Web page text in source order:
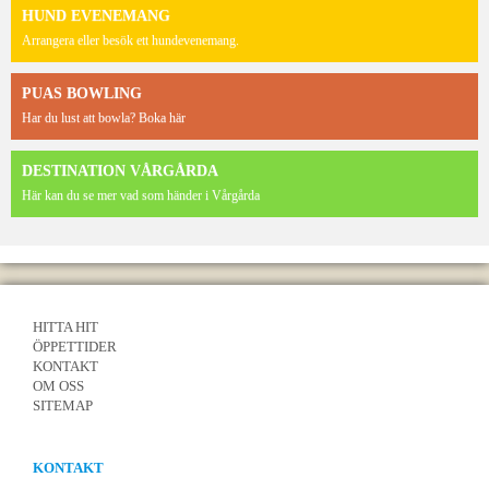
HUND EVENEMANG
Arrangera eller besök ett hundevenemang.
PUAS BOWLING
Har du lust att bowla? Boka här
DESTINATION VÅRGÅRDA
Här kan du se mer vad som händer i Vårgårda
HITTA HIT
ÖPPETTIDER
KONTAKT
OM OSS
SITEMAP
KONTAKT